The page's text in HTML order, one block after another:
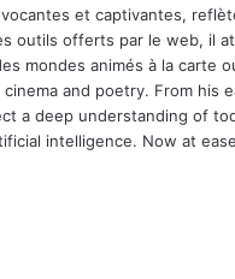
et captivantes,
offerts par le web, il
mondes animés à la
and poetry. From
a deep understanding of
intelligence. Now at